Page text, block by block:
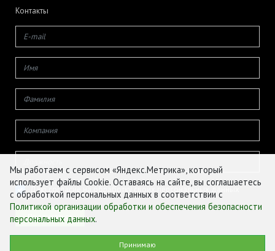
Контакты
Даю согласие на обработку своих персональных данных
© ФГБУ «ЦЕНТР АГРОАНАЛИТИКИ», 2026
Мы работаем с сервисом «Яндекс.Метрика», который
использует файлы Cookie. Оставаясь на сайте, вы соглашаетесь
с обработкой персональных данных в соответствии с
Политикой организации обработки и обеспечения безопасности
персональных данных.
Принимаю